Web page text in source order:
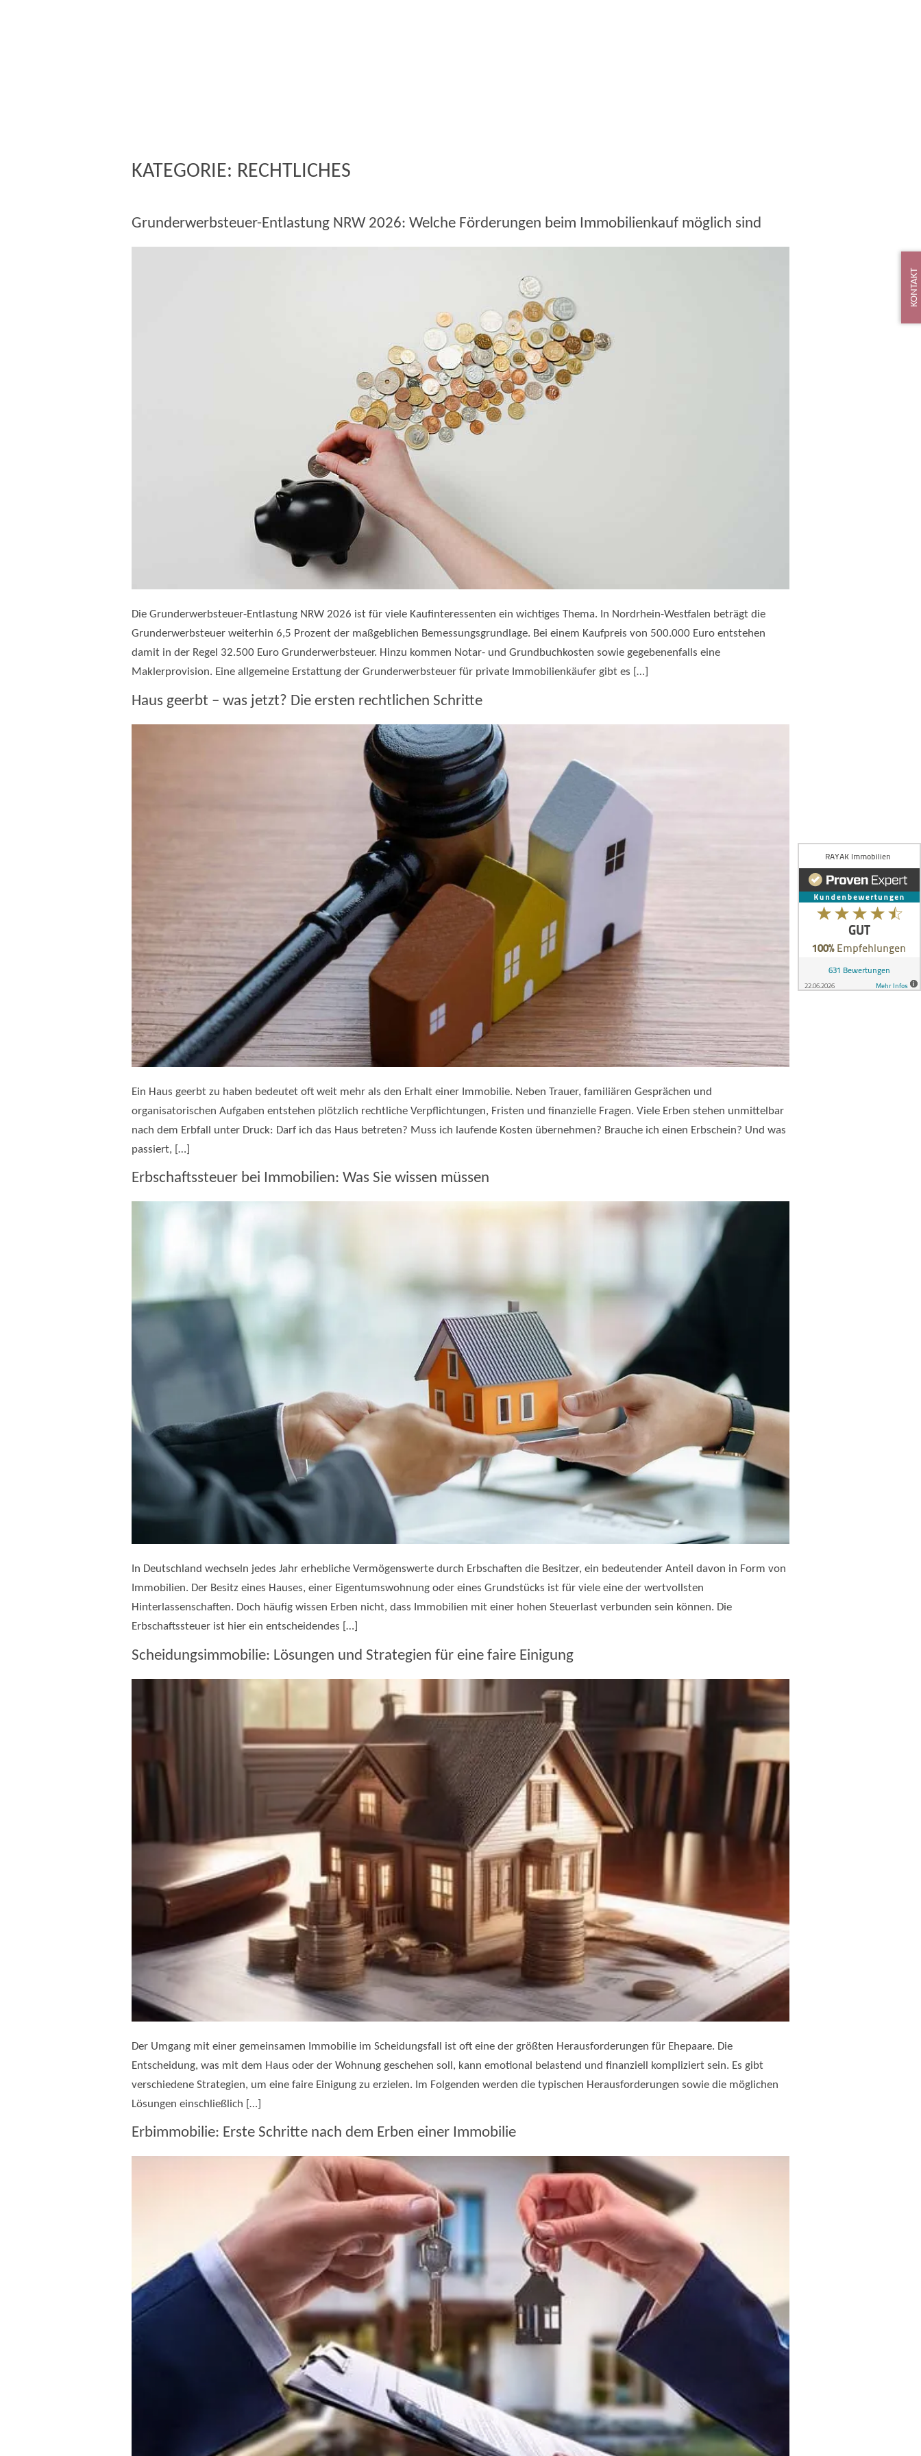
KONTAKT
KATEGORIE: RECHTLICHES
Grunderwerbsteuer-Entlastung NRW 2026: Welche Förderungen beim Immobilienkauf möglich sind
Die Grunderwerbsteuer-Entlastung NRW 2026 ist für viele Kaufinteressenten ein wichtiges Thema. In Nordrhein-Westfalen beträgt die
Grunderwerbsteuer weiterhin 6,5 Prozent der maßgeblichen Bemessungsgrundlage. Bei einem Kaufpreis von 500.000 Euro entstehen
damit in der Regel 32.500 Euro Grunderwerbsteuer. Hinzu kommen Notar- und Grundbuchkosten sowie gegebenenfalls eine
Maklerprovision. Eine allgemeine Erstattung der Grunderwerbsteuer für private Immobilienkäufer gibt es […]
Haus geerbt – was jetzt? Die ersten rechtlichen Schritte
Ein Haus geerbt zu haben bedeutet oft weit mehr als den Erhalt einer Immobilie. Neben Trauer, familiären Gesprächen und
organisatorischen Aufgaben entstehen plötzlich rechtliche Verpflichtungen, Fristen und finanzielle Fragen. Viele Erben stehen unmittelbar
nach dem Erbfall unter Druck: Darf ich das Haus betreten? Muss ich laufende Kosten übernehmen? Brauche ich einen Erbschein? Und was
passiert, […]
Erbschaftssteuer bei Immobilien: Was Sie wissen müssen
In Deutschland wechseln jedes Jahr erhebliche Vermögenswerte durch Erbschaften die Besitzer, ein bedeutender Anteil davon in Form von
Immobilien. Der Besitz eines Hauses, einer Eigentumswohnung oder eines Grundstücks ist für viele eine der wertvollsten
Hinterlassenschaften. Doch häufig wissen Erben nicht, dass Immobilien mit einer hohen Steuerlast verbunden sein können. Die
Erbschaftssteuer ist hier ein entscheidendes […]
Scheidungsimmobilie: Lösungen und Strategien für eine faire Einigung
Der Umgang mit einer gemeinsamen Immobilie im Scheidungsfall ist oft eine der größten Herausforderungen für Ehepaare. Die
Entscheidung, was mit dem Haus oder der Wohnung geschehen soll, kann emotional belastend und finanziell kompliziert sein. Es gibt
verschiedene Strategien, um eine faire Einigung zu erzielen. Im Folgenden werden die typischen Herausforderungen sowie die möglichen
Lösungen einschließlich […]
Erbimmobilie: Erste Schritte nach dem Erben einer Immobilie